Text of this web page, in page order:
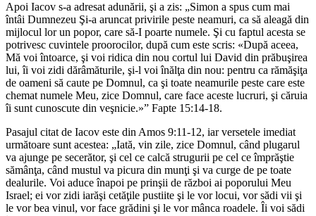
Apoi Iacov s-a adresat adunării, şi a zis: „Simon a spus cum mai
întâi Dumnezeu Şi-a aruncat privirile peste neamuri, ca să aleagă din
mijlocul lor un popor, care să-I poarte numele. Şi cu faptul acesta se
potrivesc cuvintele proorocilor, după cum este scris: «După aceea,
Mă voi întoarce, şi voi ridica din nou cortul lui David din prăbuşirea
lui, îi voi zidi dărâmăturile, şi-l voi înălţa din nou: pentru ca rămăşiţa
de oameni să caute pe Domnul, ca şi toate neamurile peste care este
chemat numele Meu, zice Domnul, care face aceste lucruri, şi căruia
îi sunt cunoscute din veşnicie.»” Fapte 15:14-18.
Pasajul citat de Iacov este din Amos 9:11-12, iar versetele imediat
următoare sunt acestea: „Iată, vin zile, zice Domnul, când plugarul
va ajunge pe secerător, şi cel ce calcă strugurii pe cel ce împrăştie
sămânţa, când mustul va picura din munţi şi va curge de pe toate
dealurile. Voi aduce înapoi pe prinşii de război ai poporului Meu
Israel; ei vor zidi iarăşi cetăţile pustiite şi le vor locui, vor sădi vii şi
le vor bea vinul, vor face grădini şi le vor mânca roadele. Îi voi sădi